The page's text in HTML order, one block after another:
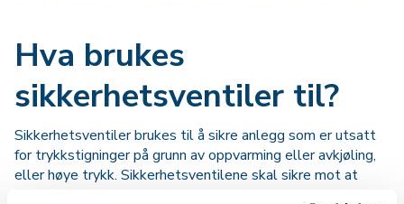
Hva brukes
sikkerhetsventiler til?
Sikkerhetsventiler brukes til å sikre anlegg som er utsatt
for trykkstigninger på grunn av oppvarming eller avkjøling,
eller høye trykk. Sikkerhetsventilene skal sikre mot at